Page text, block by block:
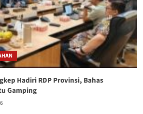
Hadiri RDP Provinsi, Bahas
Gamping